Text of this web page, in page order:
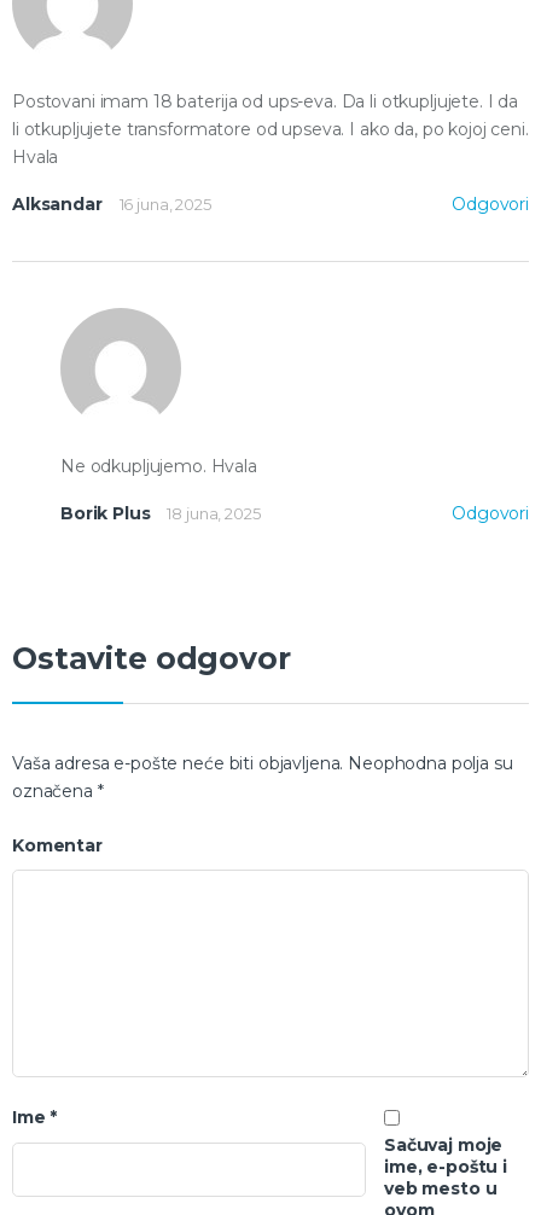
Postovani imam 18 baterija od ups-eva. Da li otkupljujete. I da
li otkupljujete transformatore od upseva. I ako da, po kojoj ceni.
Hvala
Alksandar 16 juna, 2025 Odgovori
Ne odkupljujemo. Hvala
Borik Plus 18 juna, 2025 Odgovori
Ostavite odgovor
Vaša adresa e-pošte neće biti objavljena. Neophodna polja su
označena *
Komentar
Ime *
Sačuvaj moje
ime, e-poštu i
veb mesto u
ovom